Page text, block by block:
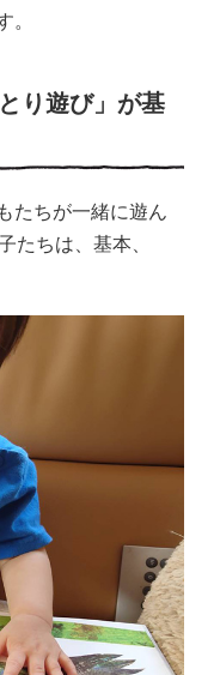
り遊び」が基
たちが一緒に遊ん
ちは、基本、